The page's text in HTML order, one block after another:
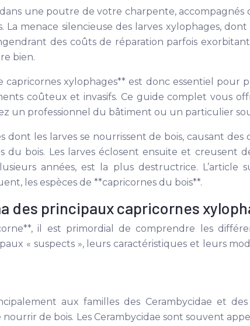
une poutre de votre charpente, accompagnés
La menace silencieuse des larves xylophages,
des coûts de réparation parfois
bien.
xylophages** est donc essentiel
coûteux et invasifs. Ce guide complet vous
un professionnel du bâtiment ou un particulier
dont les larves se nourrissent de bois, causant
bois. Les larves éclosent ensuite et creusent
années, est la plus destructrice.
les espèces de **capricornes du bois**.
des principaux capricornes
il est primordial de comprendre les
« suspects », leurs caractéristiques et leurs
aux familles des Cerambycidae et
de bois. Les Cerambycidae sont souvent